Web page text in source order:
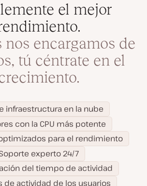
el mejor
nos encargamos de
tú céntrate en el
infraestructura en la nube
con la CPU más potente
para el rendimiento
experto 24/7
del tiempo de actividad
de actividad de los usuarios